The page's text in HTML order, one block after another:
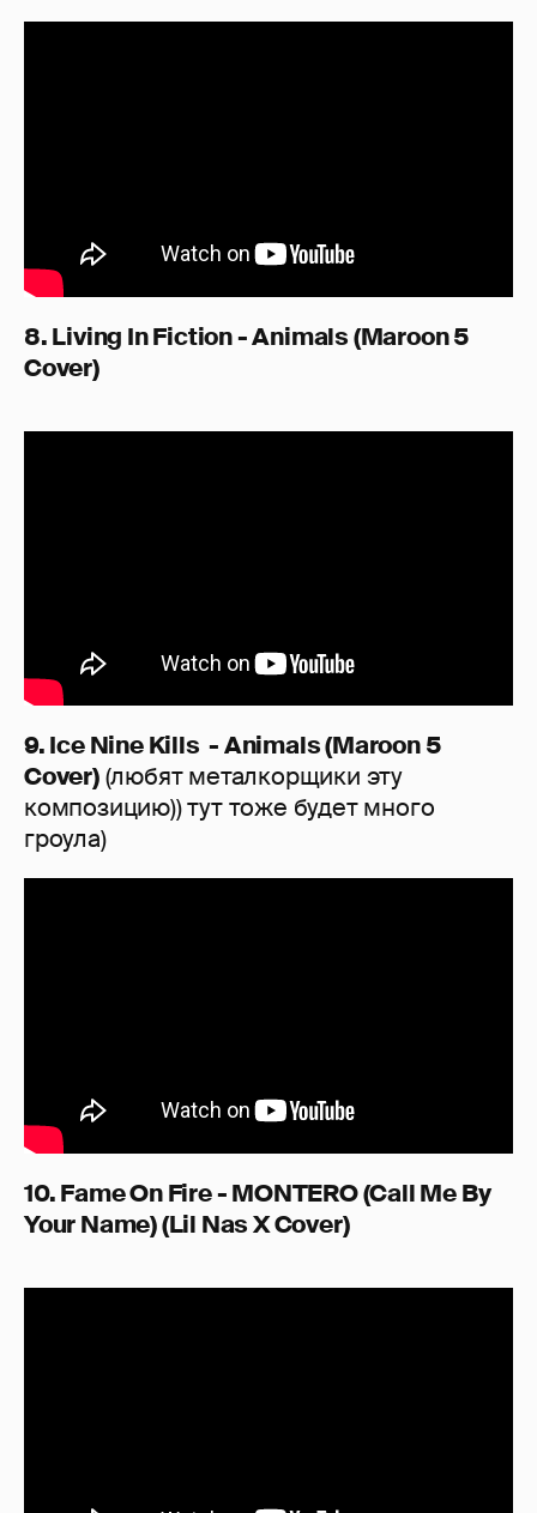
8. Living In Fiction - Animals (Maroon 5
Cover)
9. Ice Nine Kills - Animals (Maroon 5
Cover)(любят металкорщики эту
композицию)) тут тоже будет много
гроула)
10. Fame On Fire - MONTERO (Call Me By
Your Name) (Lil Nas X Cover)